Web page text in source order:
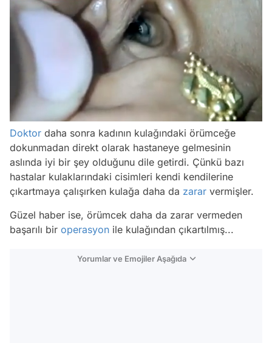
Doktor daha sonra kadının kulağındaki örümceğe
dokunmadan direkt olarak hastaneye gelmesinin
aslında iyi bir şey olduğunu dile getirdi. Çünkü bazı
hastalar kulaklarındaki cisimleri kendi kendilerine
çıkartmaya çalışırken kulağa daha da zarar vermişler.
Güzel haber ise, örümcek daha da zarar vermeden
başarılı bir operasyon ile kulağından çıkartılmış...
Yorumlar ve Emojiler Aşağıda